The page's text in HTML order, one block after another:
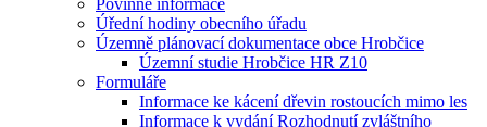
Povinné informace
Úřední hodiny obecního úřadu
Územně plánovací dokumentace obce Hrobčice
Územní studie Hrobčice HR Z10
Formuláře
Informace ke kácení dřevin rostoucích mimo les
Informace k vydání Rozhodnutí zvláštního